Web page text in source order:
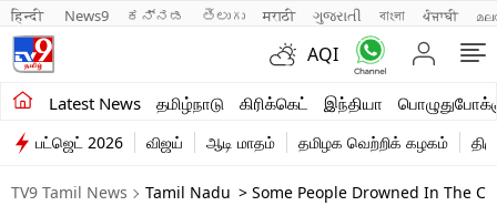
हिन्दी News9 ಕನ್ನಡ తెలుగు मराठी ગુજરાતી বাংলা ਪੰਜਾਬੀ
AQI
Latest News தமிழ்நாடு கிரிக்கெட் இந்தியா
சமீபத்திய செய்திகள்
தமிழ்நாடு
இந்தியா
பட்ஜெட் 2026 விஜய் ஆடி மாதம் தமிழக வெற்றிக் கழகம்
TV9 Tamil News Tamil Nadu > Some People Drowned In The